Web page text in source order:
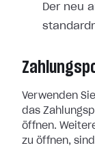
Der neu
Verwenden
das
öffnen.
zu öffnen,